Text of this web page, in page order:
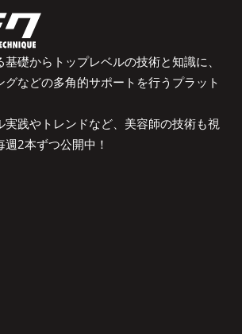
礎からトップレベルの技術と知識に、
などの多角的サポートを行うプラット
実践やトレンドなど、美容師の技術も視
2本ずつ公開中！